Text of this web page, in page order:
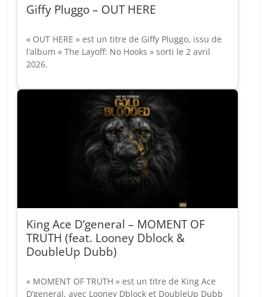
Giffy Pluggo – OUT HERE
« OUT HERE » est un titre de Giffy Pluggo, issu de
l’album « The Layoff: No Hooks » sorti le 2 avril
2026.
King Ace D’general – MOMENT OF
TRUTH (feat. Looney Dblock &
DoubleUp Dubb)
« MOMENT OF TRUTH » est un titre de King Ace
D’general, avec Looney Dblock et DoubleUp Dubb